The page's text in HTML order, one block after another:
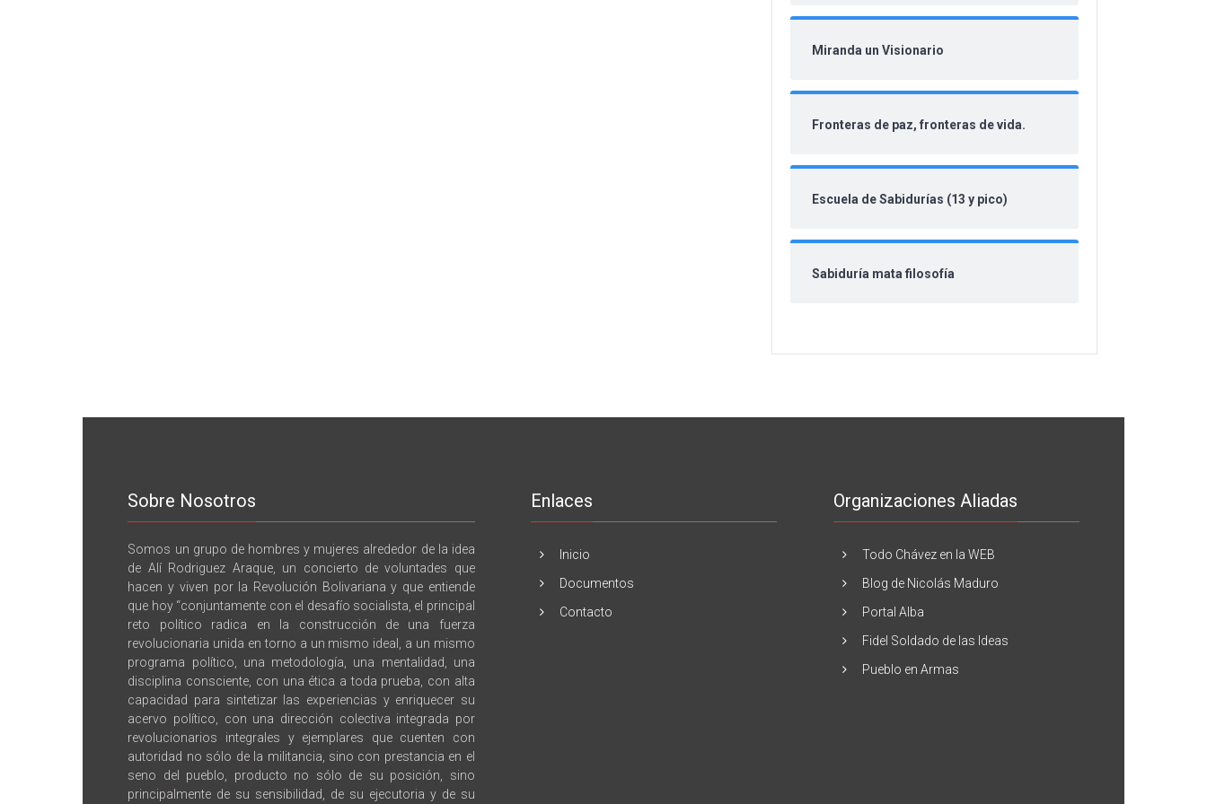
Miranda un Visionario
Fronteras de paz, fronteras de vida.
Escuela de Sabidurías (13 y pico)
Sabiduría mata filosofía
Sobre Nosotros
Somos un grupo de hombres y mujeres alrededor de la idea
de Alí Rodriguez Araque, un concierto de voluntades que
hacen y viven por la Revolución Bolivariana y que entiende
que hoy “conjuntamente con el desafío socialista, el principal
reto político radica en la construcción de una fuerza
revolucionaria unida en torno a un mismo ideal, a un mismo
programa político, una metodología, una mentalidad, una
disciplina consciente, con una ética a toda prueba, con alta
capacidad para sintetizar las experiencias y enriquecer su
acervo político, con una dirección colectiva integrada por
revolucionarios integrales y ejemplares que cuenten con
autoridad no sólo de la militancia, sino con prestancia en el
seno del pueblo, producto no sólo de su posición, sino
principalmente de su sensibilidad, de su ejecutoria y de su
Enlaces
Inicio
Documentos
Contacto
Organizaciones Aliadas
Todo Chávez en la WEB
Blog de Nicolás Maduro
Portal Alba
Fidel Soldado de las Ideas
Pueblo en Armas